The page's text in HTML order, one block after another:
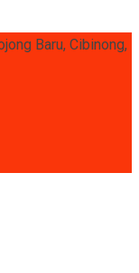
Baru, Cibinong,